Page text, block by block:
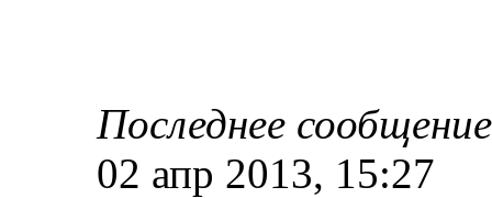
Последнее
02 апр 2013, 15:27